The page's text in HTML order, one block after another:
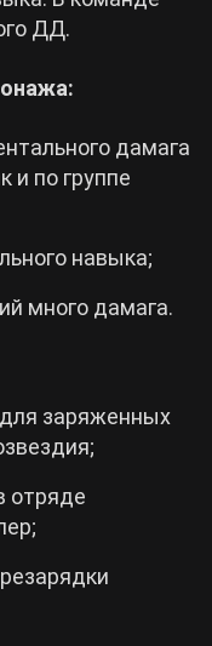
ДД.
дамага
и по группе
навыка;
много дамага.
заряженных
отряде